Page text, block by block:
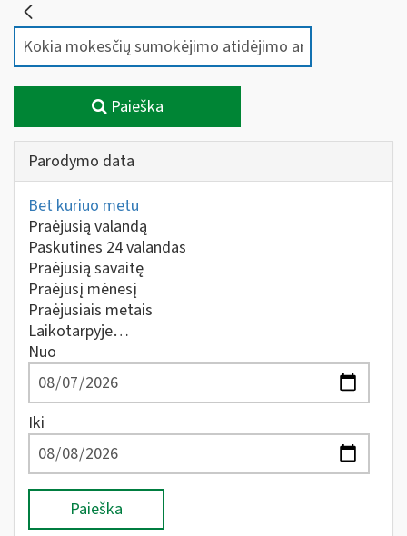
Paieška
Parodymo data
Bet kuriuo metu
Praėjusią valandą
Paskutines 24 valandas
Praėjusią savaitę
Praėjusį mėnesį
Praėjusiais metais
Laikotarpyje…
Nuo
Iki
Paieška